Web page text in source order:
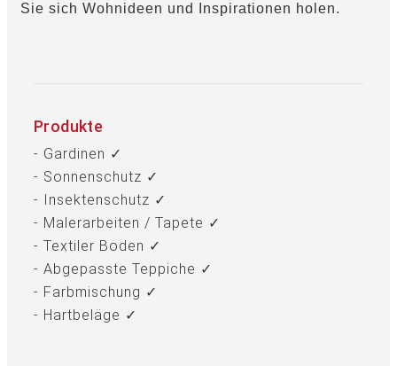
Sie sich Wohnideen und Inspirationen holen.
Produkte
- Gardinen ✓
- Sonnenschutz ✓
- Insektenschutz ✓
- Malerarbeiten / Tapete ✓
- Textiler Boden ✓
- Abgepasste Teppiche ✓
- Farbmischung ✓
- Hartbeläge ✓